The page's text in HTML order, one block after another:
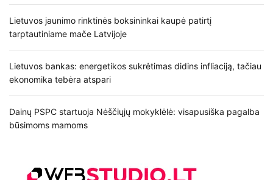
Lietuvos jaunimo rinktinės boksininkai kaupė patirtį
tarptautiniame mače Latvijoje
Lietuvos bankas: energetikos sukrėtimas didins infliaciją, tačiau
ekonomika tebėra atspari
Dainų PSPC startuoja Nėščiųjų mokyklėlė: visapusiška pagalba
būsimoms mamoms